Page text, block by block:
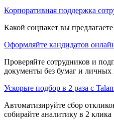
Корпоративная поддержка
Какой соцпакет вы
Оформляйте кандидатов
Проверяйте сотрудников и
документы без бумаг и личных
Ускорьте подбор в 2 раза с
Автоматизируйте сбор
собирайте аналитику в 2 клика